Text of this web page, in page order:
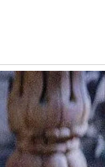
บทวนร่างพระราชบั
อไทย และมีมติว่าไม่
ชบัญญัติที่เสนอต่อสภา